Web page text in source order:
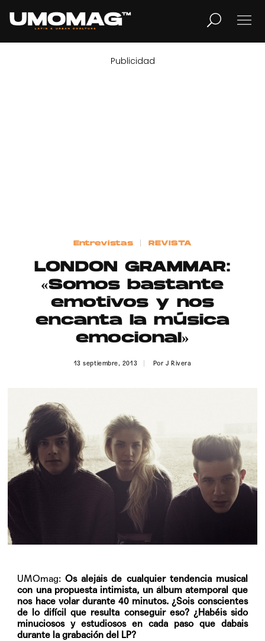
LIFESTYLE
Contacto
Aviso Legal
© 2015-2022 UMOMAG. PROPIEDAD DE UMO agency. TODOS LOS
DERECHOS RESERVADOS.
Publicidad
Entrevistas REVISTA
LONDON GRAMMAR:
«Somos bastante
emotivos y nos
encanta la música
emocional»
13 septiembre, 2013 Por J Rivera
UMOmag: Os alejáis de cualquier tendencia musical
con una propuesta intimista, un álbum atemporal que
nos hace volar durante 40 minutos. ¿Sois conscientes
de lo difícil que resulta conseguir eso? ¿Habéis sido
minuciosos y estudiosos en cada paso que dabais
durante la grabación del LP?